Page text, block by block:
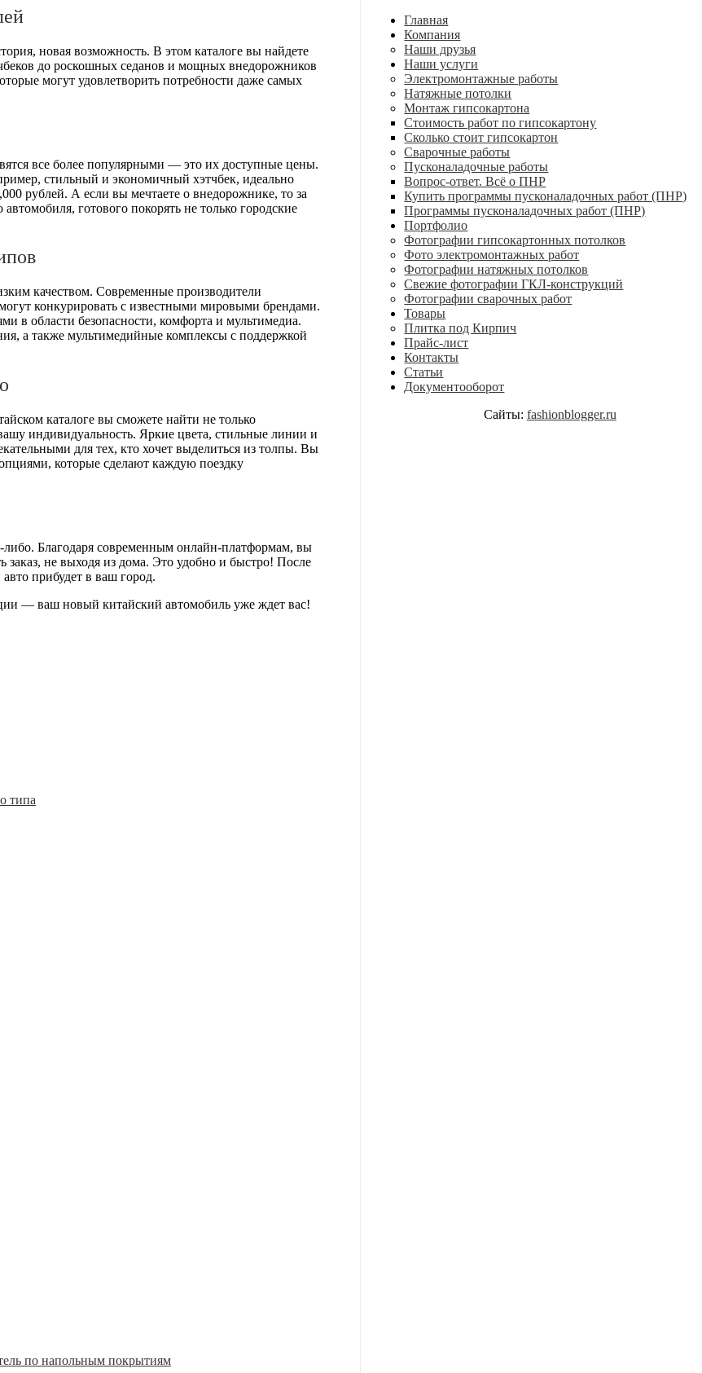
новая возможность. В этом каталоге вы найдете
до роскошных седанов и мощных внедорожников
могут удовлетворить потребности даже самых
все более популярными — это их доступные цены.
стильный и экономичный хэтчбек, идеально
рублей. А если вы мечтаете о внедорожнике, то за
готового покорять не только городские
качеством. Современные производители
конкурировать с известными мировыми брендами.
в области безопасности, комфорта и мультимедиа.
а также мультимедийные комплексы с поддержкой
каталоге вы сможете найти не только
индивидуальность. Яркие цвета, стильные линии и
для тех, кто хочет выделиться из толпы. Вы
которые сделают каждую поездку
Благодаря современным онлайн-платформам, вы
заказ, не выходя из дома. Это удобно и быстро! После
прибудет в ваш город.
— ваш новый китайский автомобиль уже ждет вас!
типа
по напольным покрытиям
Главная
Компания
Наши друзья
Наши услуги
Электромонтажные работы
Натяжные потолки
Монтаж гипсокартона
Стоимость работ по гипсокартону
Сколько стоит гипсокартон
Сварочные работы
Пусконаладочные работы
Вопрос-ответ. Всё о ПНР
Купить программы пусконаладочных работ (ПНР)
Программы пусконаладочных работ (ПНР)
Портфолио
Фотографии гипсокартонных потолков
Фото электромонтажных работ
Фотографии натяжных потолков
Свежие фотографии ГКЛ-конструкций
Фотографии сварочных работ
Товары
Плитка под Кирпич
Прайс-лист
Контакты
Статьи
Документооборот
Сайты: fashionblogger.ru